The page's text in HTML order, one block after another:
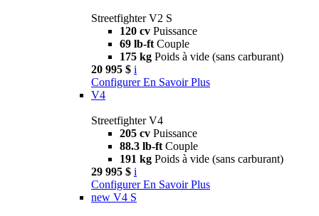
Streetfighter V2 S
120 cv Puissance
69 lb-ft Couple
175 kg Poids à vide (sans carburant)
20 995 $ i
Configurer En Savoir Plus
V4
Streetfighter V4
205 cv Puissance
88.3 lb-ft Couple
191 kg Poids à vide (sans carburant)
29 995 $ i
Configurer En Savoir Plus
new V4 S